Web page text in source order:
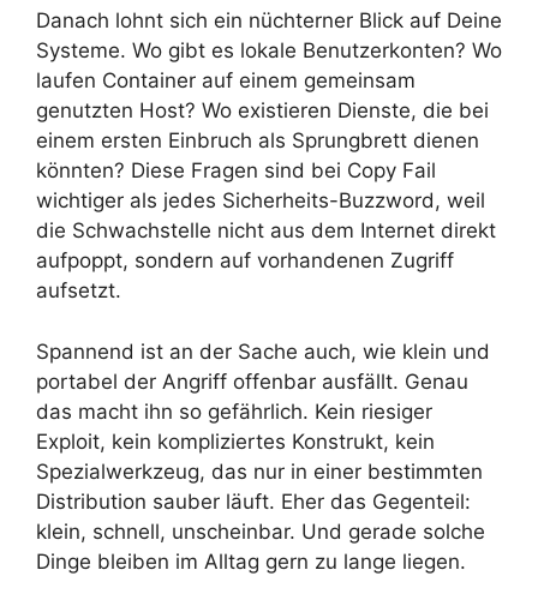
Danach lohnt sich ein nüchterner Blick auf Deine
Systeme. Wo gibt es lokale Benutzerkonten? Wo
laufen Container auf einem gemeinsam
genutzten Host? Wo existieren Dienste, die bei
einem ersten Einbruch als Sprungbrett dienen
könnten? Diese Fragen sind bei Copy Fail
wichtiger als jedes Sicherheits-Buzzword, weil
die Schwachstelle nicht aus dem Internet direkt
aufpoppt, sondern auf vorhandenen Zugriff
aufsetzt.
Spannend ist an der Sache auch, wie klein und
portabel der Angriff offenbar ausfällt. Genau
das macht ihn so gefährlich. Kein riesiger
Exploit, kein kompliziertes Konstrukt, kein
Spezialwerkzeug, das nur in einer bestimmten
Distribution sauber läuft. Eher das Gegenteil:
klein, schnell, unscheinbar. Und gerade solche
Dinge bleiben im Alltag gern zu lange liegen.